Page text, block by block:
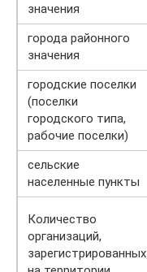
значения
города районного
значения
городские поселки
(поселки
городского типа,
рабочие поселки)
сельские
населенные пункты
Количество
организаций,
зарегистрированных